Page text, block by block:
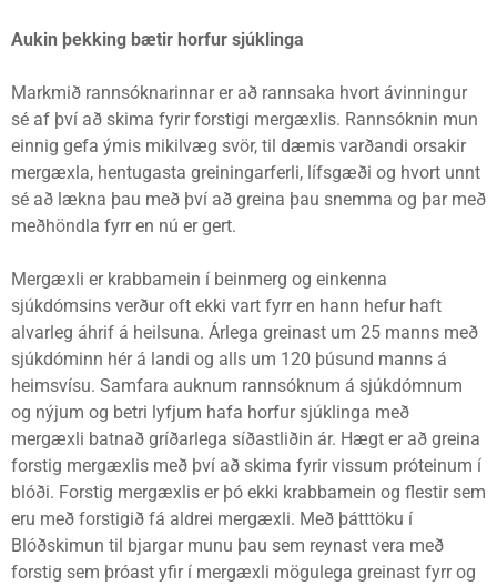
Aukin þekking bætir horfur sjúklinga
Markmið rannsóknarinnar er að rannsaka hvort ávinningur
sé af því að skima fyrir forstigi mergæxlis. Rannsóknin mun
einnig gefa ýmis mikilvæg svör, til dæmis varðandi orsakir
mergæxla, hentugasta greiningarferli, lífsgæði og hvort unnt
sé að lækna þau með því að greina þau snemma og þar með
meðhöndla fyrr en nú er gert.
Mergæxli er krabbamein í beinmerg og einkenna
sjúkdómsins verður oft ekki vart fyrr en hann hefur haft
alvarleg áhrif á heilsuna. Árlega greinast um 25 manns með
sjúkdóminn hér á landi og alls um 120 þúsund manns á
heimsvísu. Samfara auknum rannsóknum á sjúkdómnum
og nýjum og betri lyfjum hafa horfur sjúklinga með
mergæxli batnað gríðarlega síðastliðin ár. Hægt er að greina
forstig mergæxlis með því að skima fyrir vissum próteinum í
blóði. Forstig mergæxlis er þó ekki krabbamein og flestir sem
eru með forstigið fá aldrei mergæxli. Með þátttöku í
Blóðskimun til bjargar munu þau sem reynast vera með
forstig sem þróast yfir í mergæxli mögulega greinast fyrr og